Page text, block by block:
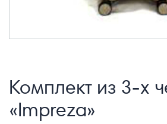
Рюкзаки
Рюкзаки
Рюкзаки
Комплект из 3-х
«Impreza»